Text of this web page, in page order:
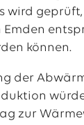
wird
können.
der
zur